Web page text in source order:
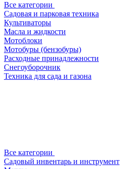
Все категории
Садовая и парковая техника
Культиваторы
Масла и жидкости
Мотоблоки
Мотобуры (бензобуры)
Расходные принадлежности
Снегоуборочник
Техника для сада и газона
Все категории
Садовый инвентарь и инструмент